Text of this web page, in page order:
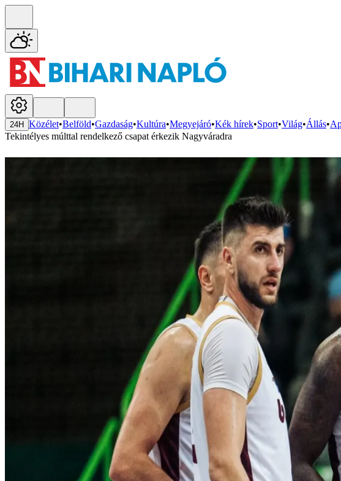
24H Közélet•Belföld•Gazdaság•Kultúra•Megyejáró•Kék hírek•Sport•Világ•Állás•
Tekintélyes múlttal rendelkező csapat érkezik Nagyváradra